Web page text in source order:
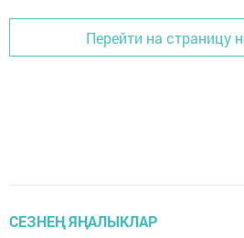
Перейти на страницу
СЕЗНЕҢ ЯҢАЛЫКЛАР